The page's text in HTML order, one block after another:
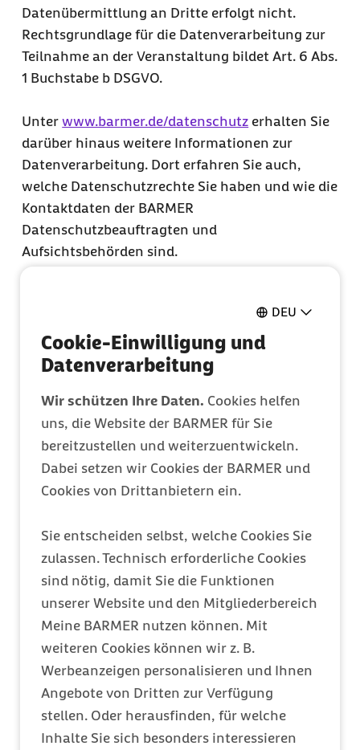
DEU
Cookie-Einwilligung und
Datenverarbeitung
Wir schützen Ihre Daten. Cookies helfen
uns, die Website der BARMER für Sie
bereitzustellen und weiterzuentwickeln.
Dabei setzen wir Cookies der BARMER und
Cookies von Drittanbietern ein.
Sie entscheiden selbst, welche Cookies Sie
zulassen. Technisch erforderliche Cookies
sind nötig, damit Sie die Funktionen
unserer Website und den Mitgliederbereich
Meine BARMER nutzen können. Mit
weiteren Cookies können wir z. B.
Werbeanzeigen personalisieren und Ihnen
Angebote von Dritten zur Verfügung
stellen. Oder herausfinden, für welche
Inhalte Sie sich besonders interessieren
Datenübermittlung an Dritte erfolgt nicht.
Rechtsgrundlage für die Datenverarbeitung zur
Teilnahme an der Veranstaltung bildet Art. 6 Abs.
1 Buchstabe b DSGVO.
Unterwww.barmer.de/datenschutz erhalten Sie
darüber hinaus weitere Informationen zur
Datenverarbeitung. Dort erfahren Sie auch,
welche Datenschutzrechte Sie haben und wie die
Kontaktdaten der BARMER
Datenschutzbeauftragten und
Aufsichtsbehörden sind.
und bin mit dem darin beschriebenen Umgang
(Pflichtfeld)
Buchstabe a DSGVO)
Ich willige ein, dass die BARMER meine
angegebenen persönlichen, geschäftlichen
Kontaktdaten, sowie die Angaben zu meinem
Unternehmen bzw. meiner Arbeitgeberin sowie der
um auch unter Einschaltung eines beauftragten
Dienstleisters, zu beraten und Meinungsforschung
durchzuführen und auf Basis dieser
Auswertungsergebnisse zielgerichtet und über
besondere Angebote und Services der BARMER für
Firmenkunden zu informieren. Die
Kontaktaufnahme erfolgt per Firmenbesuch, E-
Mail, Telefon, Fax, Chat oder postalisch.
Die Einwilligung ist freiwillig und hat keinen
Einfluss auf die sozialversicherungsrechtliche